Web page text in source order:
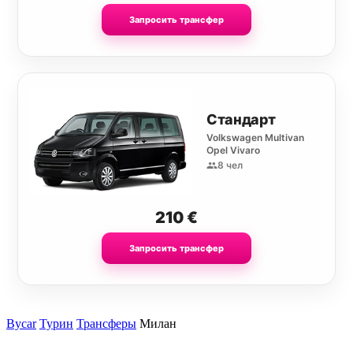
Запросить трансфер
Стандарт
Volkswagen Multivan
Opel Vivaro
8 чел
210€
Запросить трансфер
Bycar Турин Трансферы Милан